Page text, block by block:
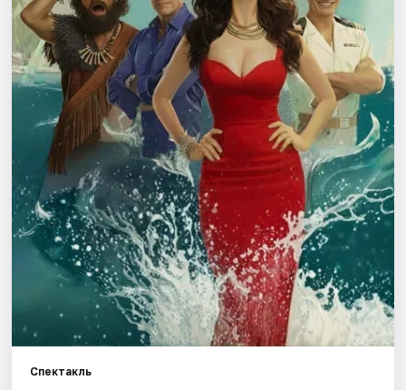
Города
Площадки
Артисты
Рейтинги
Спектакль